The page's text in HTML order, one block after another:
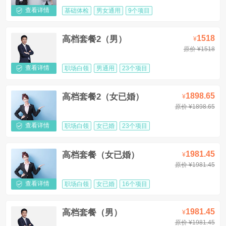
查看详情 基础体检 男女通用 9个项目
查看详情
高档套餐2（男） ¥1518
原价 ¥1518
职场白领 男通用 23个项目
查看详情
高档套餐2（女已婚） ¥1898.65
原价 ¥1898.65
职场白领 女已婚 23个项目
查看详情
高档套餐（女已婚） ¥1981.45
原价 ¥1981.45
职场白领 女已婚 16个项目
高档套餐（男） ¥1981.45
原价 ¥1981.45